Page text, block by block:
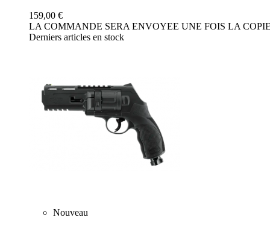
159,00 €
LA COMMANDE SERA ENVOYEE UNE FOIS LA
Derniers articles en stock
Nouveau